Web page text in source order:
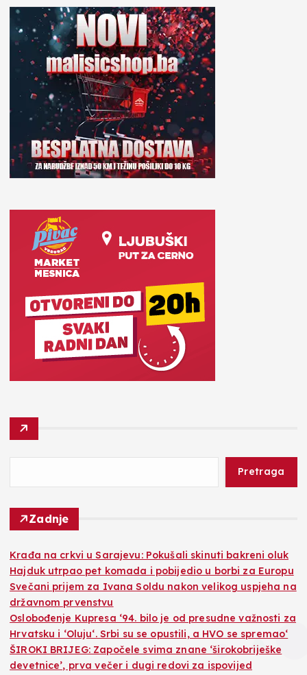
Pretraga
Zadnje
Krađa na crkvi u Sarajevu: Pokušali skinuti bakreni oluk
Hajduk utrpao pet komada i pobijedio u borbi za Europu
Svečani prijem za Ivana Soldu nakon velikog uspjeha na
državnom prvenstvu
Oslobođenje Kupresa ‘94. bilo je od presudne važnosti za
Hrvatsku i ‘Oluju‘. Srbi su se opustili, a HVO se spremao‘
ŠIROKI BRIJEG: Započele svima znane ‘širokobriješke
devetnice’, prva večer i dugi redovi za ispovijed